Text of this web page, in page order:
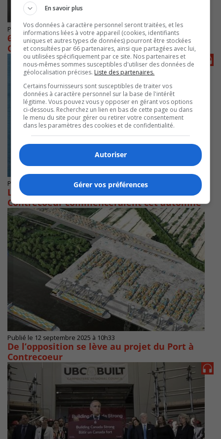
Publié le 16 octobre 2025 à 07h40
609 M$ pour l’expansion du port à
Contrecoeur
Publié le 2 octobre 2025 à 08h13
Les travaux préparatoires du port de
Contrecoeur commenceraient cet automne
Publié le 12 septembre 2025 à 10h33
De l’opposition se lève au projet du Port à
Contrecoeur
En savoir plus
Vos données à caractère personnel seront traitées, et les
informations liées à votre appareil (cookies, identifiants
uniques et autres types de données) pourront être stockées
et consultées par 66 partenaires, ainsi que partagées avec lui,
ou utilisées spécifiquement par ce site. Nos partenaires et
nous-mêmes sommes susceptibles d'utiliser des données de
géolocalisation précises. Liste des partenaires.
Certains fournisseurs sont susceptibles de traiter vos
données à caractère personnel sur la base de l'intérêt
légitime. Vous pouvez vous y opposer en gérant vos options
ci-dessous. Recherchez un lien en bas de cette page ou dans
le menu du site pour gérer ou retirer votre consentement
dans les paramètres des cookies et de confidentialité.
Autoriser
Gérer vos préférences